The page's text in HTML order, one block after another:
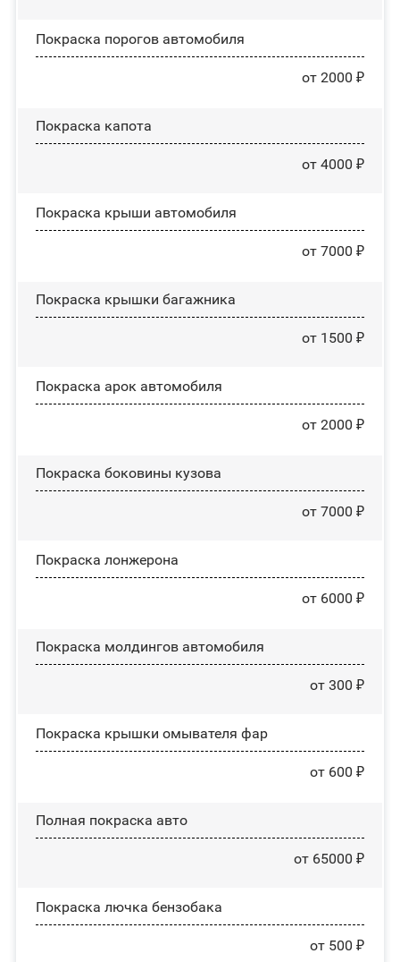
Покраска порогов автомобиля
от 2000 ₽
Покраска капота
от 4000 ₽
Покраска крыши автомобиля
от 7000 ₽
Покраска крышки багажника
от 1500 ₽
Покраска арок автомобиля
от 2000 ₽
Покраска боковины кузова
от 7000 ₽
Покраска лонжерона
от 6000 ₽
Покраска молдингов автомобиля
от 300 ₽
Покраска крышки омывателя фар
от 600 ₽
Полная покраска авто
от 65000 ₽
Покраска лючка бензобака
от 500 ₽